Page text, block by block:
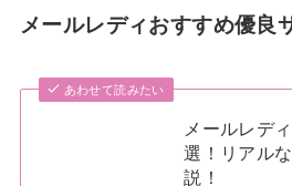
メールレディおすすめ優良
あわせて読みたい
メールレデ
選！リアル
説！